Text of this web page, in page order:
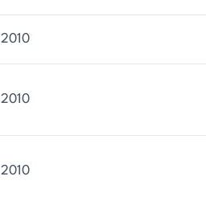
2010
2010
2010